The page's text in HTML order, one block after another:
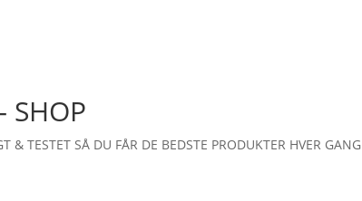
SHOP
& TESTET SÅ DU FÅR DE BEDSTE PRODUKTER HVER GANG